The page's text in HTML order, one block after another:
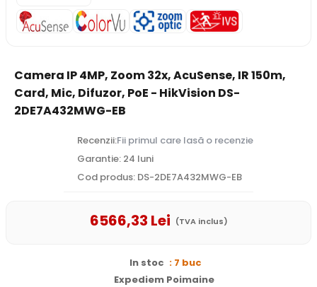
Camera IP 4MP, Zoom 32x, AcuSense, IR 150m,
Card, Mic, Difuzor, PoE - HikVision DS-
2DE7A432MWG-EB
Recenzii:Fii primul care lasă o recenzie
Garantie: 24 luni
Cod produs: DS-2DE7A432MWG-EB
6566,33 Lei (TVA inclus)
In stoc : 7 buc
Expediem Poimaine